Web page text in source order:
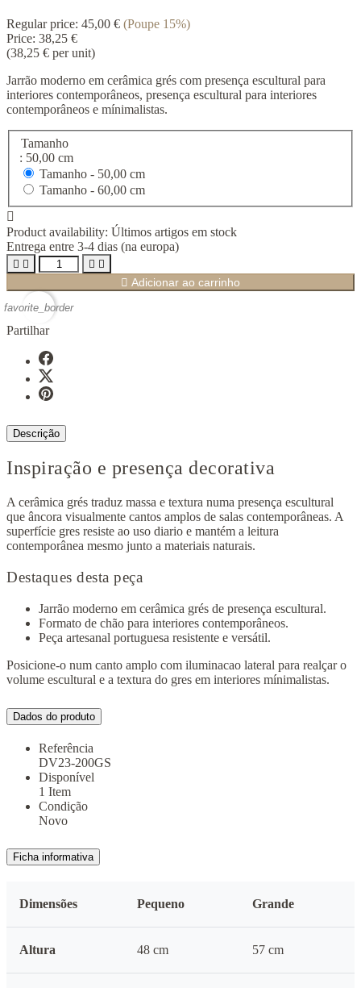
Regular price: 45,00 € (Poupe 15%)
Price: 38,25 €
(38,25 € per unit)
Jarrão moderno em cerâmica grés com presença escultural para
interiores contemporâneos, presença escultural para interiores
contemporâneos e mínimalistas.
Tamanho
: 50,00 cm
Tamanho - 50,00 cm
Tamanho - 60,00 cm

Product availability: Últimos artigos em stock
Entrega entre 3-4 dias (na europa)
   
 Adicionar ao carrinho
favorite_border
Partilhar
Descrição
Inspiração e presença decorativa
A cerâmica grés traduz massa e textura numa presença escultural
que âncora visualmente cantos amplos de salas contemporâneas. A
superfície gres resiste ao uso diario e mantém a leitura
contemporânea mesmo junto a materiais naturais.
Destaques desta peça
Jarrão moderno em cerâmica grés de presença escultural.
Formato de chão para interiores contemporâneos.
Peça artesanal portuguesa resistente e versátil.
Posicione-o num canto amplo com iluminacao lateral para realçar o
volume escultural e a textura do gres em interiores mínimalistas.
Dados do produto
Referência
DV23-200GS
Disponível
1 Item
Condição
Novo
Ficha informativa
Dimensões Pequeno Grande
Altura 48 cm 57 cm